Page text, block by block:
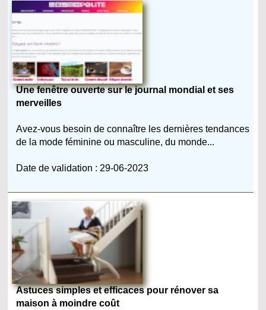
Une fenêtre ouverte sur le journal mondial et ses
merveilles
Avez-vous besoin de connaître les dernières tendances
de la mode féminine ou masculine, du monde...
Date de validation : 29-06-2023
Astuces simples et efficaces pour rénover sa
maison à moindre coût